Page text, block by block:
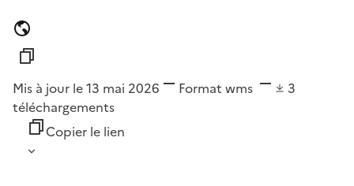
Mis à jour le 13 mai 2026 Format wms
3
téléchargements
Copier le lien